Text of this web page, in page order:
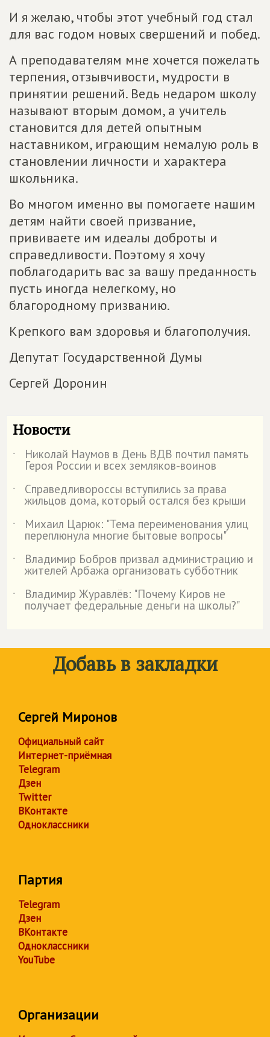
И я желаю, чтобы этот учебный год стал
для вас годом новых свершений и побед.
А преподавателям мне хочется пожелать
терпения, отзывчивости, мудрости в
принятии решений. Ведь недаром школу
называют вторым домом, а учитель
становится для детей опытным
наставником, играющим немалую роль в
становлении личности и характера
школьника.
Во многом именно вы помогаете нашим
детям найти своей призвание,
прививаете им идеалы доброты и
справедливости. Поэтому я хочу
поблагодарить вас за вашу преданность
пусть иногда нелегкому, но
благородному призванию.
Крепкого вам здоровья и благополучия.
Депутат Государственной Думы
Сергей Доронин
Новости
˙ Николай Наумов в День ВДВ почтил память
Героя России и всех земляков-воинов
˙
Справедливороссы вступились за права
жильцов дома, который остался без крыши
˙
Михаил Царюк: "Тема переименования улиц
переплюнула многие бытовые вопросы"
˙
Владимир Бобров призвал администрацию и
жителей Арбажа организовать субботник
˙
Владимир Журавлёв: "Почему Киров не
получает федеральные деньги на школы?"
Добавь в закладки
Сергей Миронов
Официальный сайт
Интернет-приёмная
Telegram
Дзен
Twitter
ВКонтакте
Одноклассники
Партия
Telegram
Дзен
ВКонтакте
Одноклассники
YouTube
Организации